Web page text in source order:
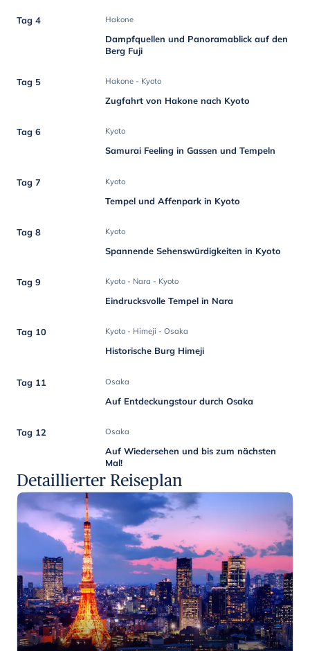
Tag 4 Hakone
Dampfquellen und Panoramablick auf den
Berg Fuji
Tag 5 Hakone - Kyoto
Zugfahrt von Hakone nach Kyoto
Tag 6 Kyoto
Samurai Feeling in Gassen und Tempeln
Tag 7 Kyoto
Tempel und Affenpark in Kyoto
Tag 8 Kyoto
Spannende Sehenswürdigkeiten in Kyoto
Tag 9 Kyoto - Nara - Kyoto
Eindrucksvolle Tempel in Nara
Tag 10 Kyoto - Himeji - Osaka
Historische Burg Himeji
Tag 11 Osaka
Auf Entdeckungstour durch Osaka
Tag 12 Osaka
Auf Wiedersehen und bis zum nächsten
Mal!
Detaillierter Reiseplan